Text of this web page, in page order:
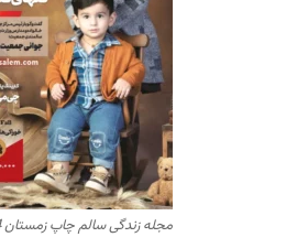
مجله زندگی سالم چاپ زمستان 1404